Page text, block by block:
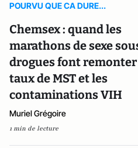
POURVU QUE CA DURE...
Chemsex : quand les
marathons de sexe
drogues font remonter
taux de MST et les
contaminations VIH
Muriel Grégoire
1 min de lecture